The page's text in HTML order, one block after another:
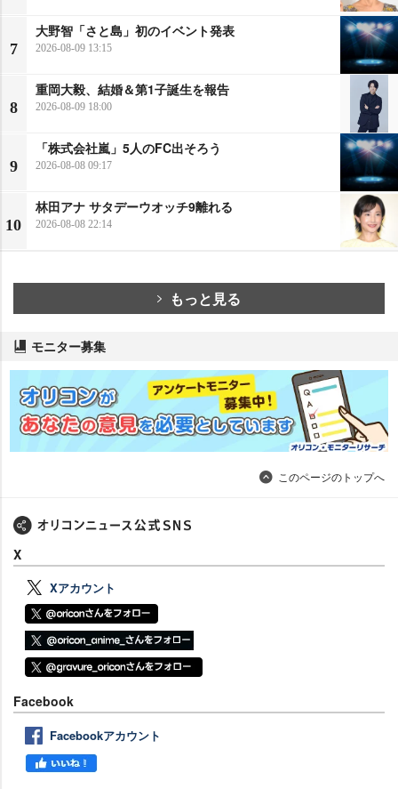
7
大野智「さと島」初のイベント発表
2026-08-09 13:15
8
重岡大毅、結婚＆第1子誕生を報告
2026-08-09 18:00
9
「株式会社嵐」5人のFC出そろう
2026-08-08 09:17
10
林田アナ サタデーウオッチ9離れる
2026-08-08 22:14
もっと見る
モニター募集
このページのトップへ
X
Xアカウント
Facebook
Facebookアカウント